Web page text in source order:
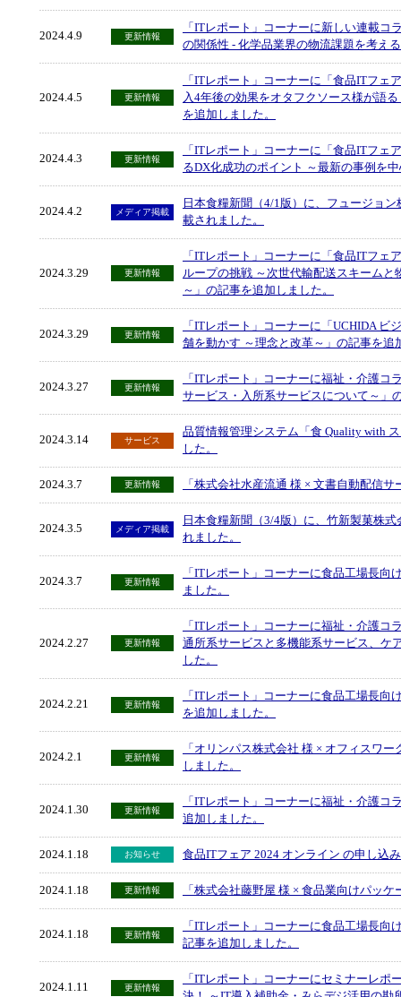
2024.4.9 更新情報
「ITレポート」コーナーに新しい連載コ
の関係性 - 化学品業界の物流課題を考え
2024.4.5 更新情報
「ITレポート」コーナーに「食品ITフェ
入4年後の効果をオタフクソース様が語
を追加しました。
2024.4.3 更新情報
「ITレポート」コーナーに「食品ITフェ
るDX化成功のポイント ～最新の事例を
2024.4.2 メディア掲載
日本食糧新聞（4/1版）に、フュージョ
載されました。
2024.3.29 更新情報
「ITレポート」コーナーに「食品ITフェ
ループの挑戦 ～次世代輸配送スキーム
～」の記事を追加しました。
2024.3.29 更新情報
「ITレポート」コーナーに「UCHIDA ビ
舗を動かす ～理念と改革～」の記事を追
2024.3.27 更新情報
「ITレポート」コーナーに福祉・介護コ
サービス・入所系サービスについて～」
2024.3.14 サービス
品質情報管理システム「食 Quality with
した。
2024.3.7 更新情報 「株式会社水産流通 様 × 文書自動配信
2024.3.5 メディア掲載
日本食糧新聞（3/4版）に、竹新製菓株
れました。
2024.3.7 更新情報
「ITレポート」コーナーに食品工場長
ました。
2024.2.27 更新情報
「ITレポート」コーナーに福祉・介護コ
通所系サービスと多機能系サービス、ケ
した。
2024.2.21 更新情報
「ITレポート」コーナーに食品工場長
を追加しました。
2024.2.1 更新情報
「オリンパス株式会社 様 × オフィスワ
しました。
2024.1.30 更新情報
「ITレポート」コーナーに福祉・介護コ
追加しました。
2024.1.18 お知らせ 食品ITフェア 2024 オンライン の申し込
2024.1.18 更新情報 「株式会社藤野屋 様 × 食品業向けパッ
2024.1.18 更新情報
「ITレポート」コーナーに食品工場長
記事を追加しました。
2024.1.11 更新情報
「ITレポート」コーナーにセミナーレポ